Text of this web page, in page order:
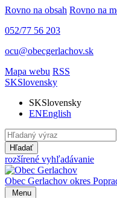
Rovno na obsah Rovno na
052/77 56 203
ocu@obecgerlachov.sk
Mapa webu RSS
SKSlovensky
SKSlovensky
ENEnglish
Hľadať
rozšírené vyhľadávanie
Obec Gerlachov okres
Menu